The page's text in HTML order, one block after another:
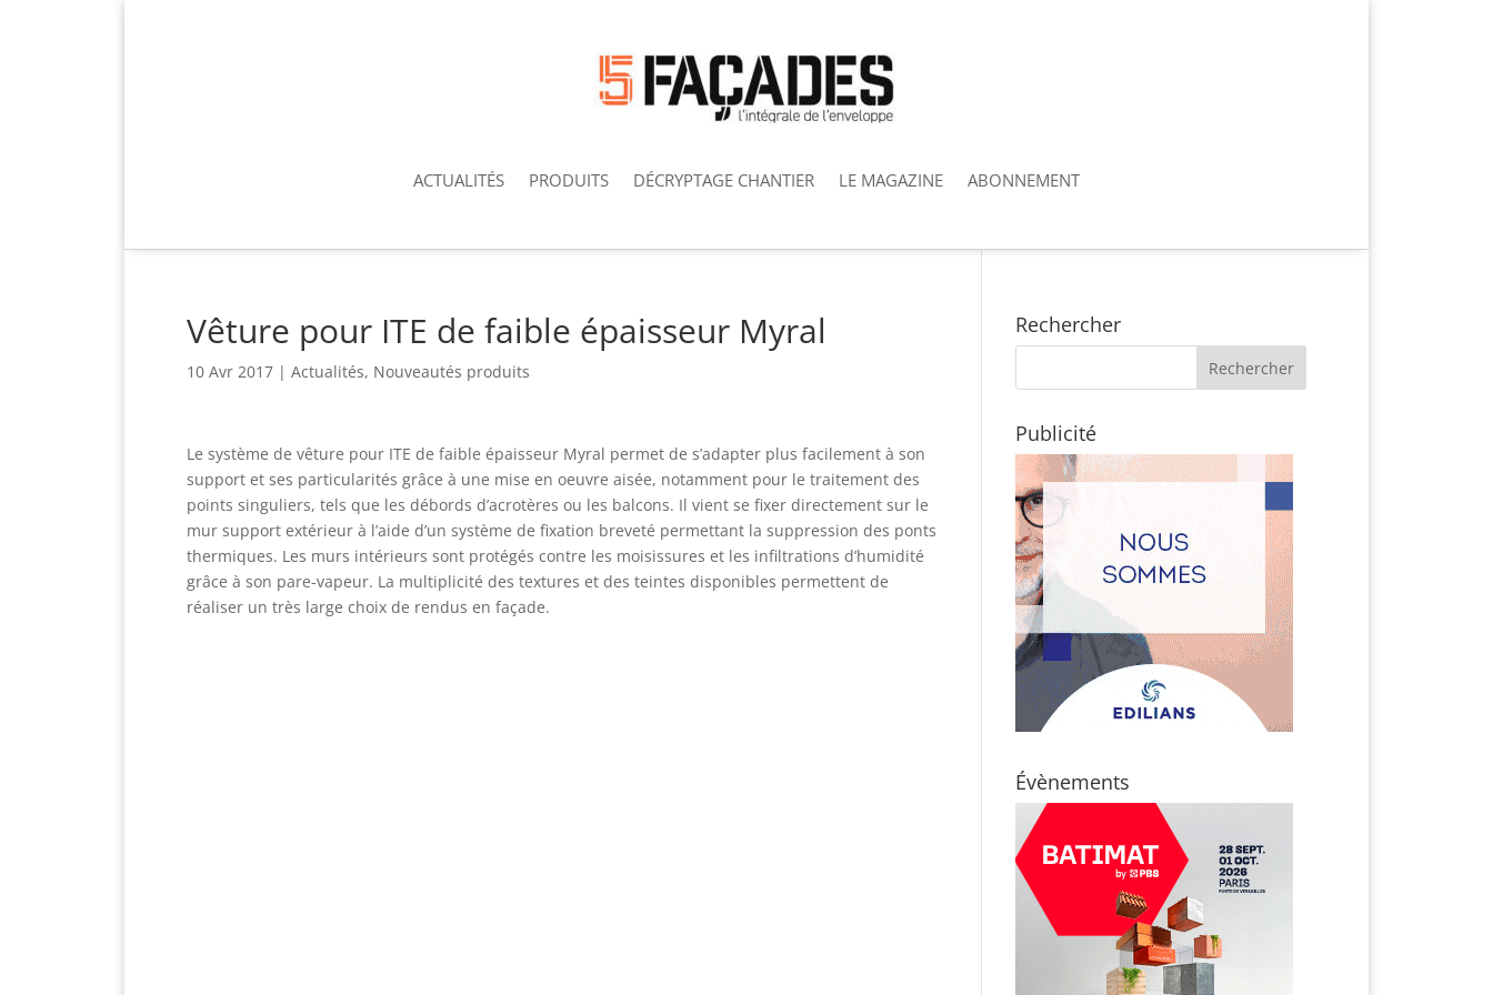
ACTUALITÉS PRODUITS DÉCRYPTAGE CHANTIER LE MAGAZINE ABONNEMENT
Vêture pour ITE de faible épaisseur Myral
10 Avr 2017 | Actualités, Nouveautés produits
Le système de vêture pour ITE de faible épaisseur Myral permet de s’adapter plus facilement à son
support et ses particularités grâce à une mise en oeuvre aisée, notamment pour le traitement des
points singuliers, tels que les débords d’acrotères ou les balcons. Il vient se fixer directement sur le
mur support extérieur à l’aide d’un système de fixation breveté permettant la suppression des ponts
thermiques. Les murs intérieurs sont protégés contre les moisissures et les infiltrations d’humidité
grâce à son pare-vapeur. La multiplicité des textures et des teintes disponibles permettent de
réaliser un très large choix de rendus en façade.
Rechercher
Publicité
Évènements